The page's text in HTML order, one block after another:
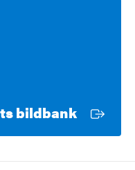
bildbankExtern